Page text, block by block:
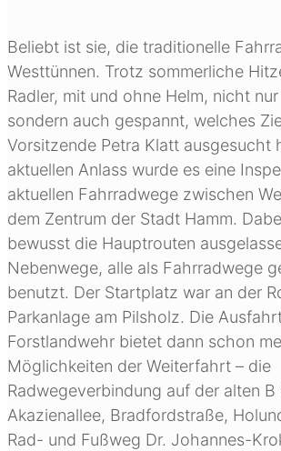
Beliebt ist sie, die traditionelle
Westtünnen. Trotz sommerliche
Radler, mit und ohne Helm, nicht
sondern auch gespannt, welches
Vorsitzende Petra Klatt ausgesucht
aktuellen Anlass wurde es eine
aktuellen Fahrradwege zwischen
dem Zentrum der Stadt Hamm.
bewusst die Hauptrouten
Nebenwege, alle als Fahrradwege
benutzt. Der Startplatz war an der
Parkanlage am Pilsholz. Die
Forstlandwehr bietet dann schon
Möglichkeiten der Weiterfahrt – die
Radwegeverbindung auf der alten
Akazienallee, Bradfordstraße,
Rad- und Fußweg Dr. Johannes-